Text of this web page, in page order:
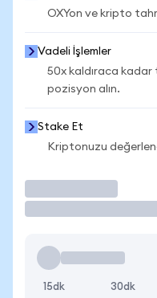
OXYon ve kripto
Vadeli İşlemler
50x kaldıraca kadar
pozisyon alın.
Stake Et
Kriptonuzu
15dk 30dk